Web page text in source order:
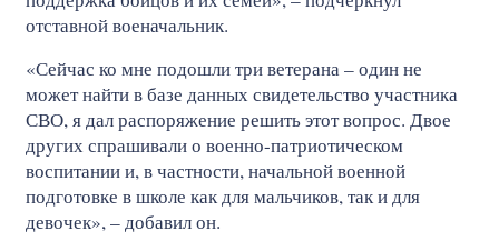
отставной военачальник.
«Сейчас ко мне подошли три ветерана – один не
может найти в базе данных свидетельство участника
СВО, я дал распоряжение решить этот вопрос. Двое
других спрашивали о военно-патриотическом
воспитании и, в частности, начальной военной
подготовке в школе как для мальчиков, так и для
девочек», – добавил он.